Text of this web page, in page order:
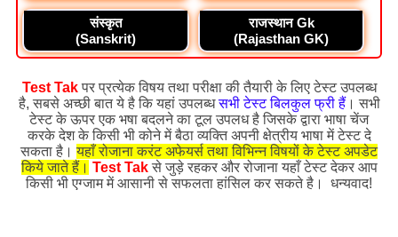
संस्कृत
(Sanskrit)
राजस्थान Gk
(Rajasthan GK)
Test Takपर प्रत्येक विषय तथा परीक्षा की तैयारी के लिए टेस्ट उपलब्ध
है, सबसे अच्छी बात ये है कि यहां उपलब्धसभी टेस्ट बिलकुल फ्री हैं। सभी
टेस्ट के ऊपर एक भषा बदलने का टूल उपलध है जिसके द्वारा भाषा चेंज
करके देश के किसी भी कोने में बैठा व्यक्ति अपनी क्षेत्रीय भाषा में टेस्ट दे
सकता है।यहाँ रोजाना करंट अफेयर्स तथा विभिन्न विषयों के टेस्ट अपडेट
किये जाते हैं। Test Takसे जुड़े रहकर और रोजाना यहाँ टेस्ट देकर आप
किसी भी एग्जाम में आसानी से सफलता हांसिल कर सकते है। धन्यवाद!